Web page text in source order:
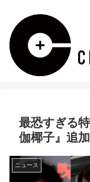
最恐すぎる
伽椰子』追
ニュース